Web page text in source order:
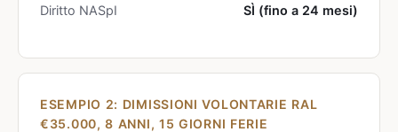
Diritto NASpI SÌ (fino a 24 mesi)
ESEMPIO 2: DIMISSIONI VOLONTARIE RAL
€35.000, 8 ANNI, 15 GIORNI FERIE